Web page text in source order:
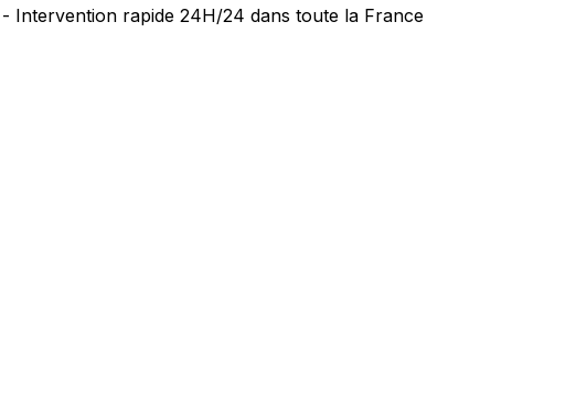
Intervention rapide 24H/24 dans toute la France